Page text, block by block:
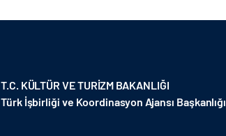
T.C. KÜLTÜR VE TURİZM BAKANLIĞI
Türk İşbirliği ve Koordinasyon Ajansı Başkanlığı